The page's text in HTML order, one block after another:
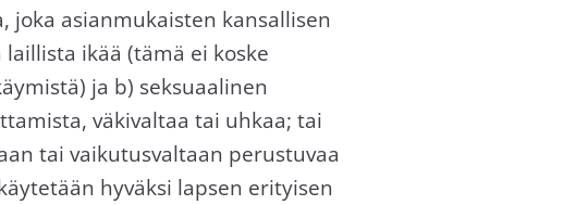
joka asianmukaisten kansallisen
ikää (tämä ei koske
ja b) seksuaalinen
väkivaltaa tai uhkaa; tai
tai vaikutusvaltaan perustuvaa
hyväksi lapsen erityisen